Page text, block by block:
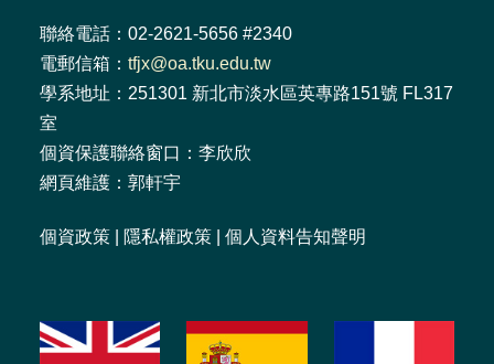
聯絡電話：02-2621-5656 #2340
電郵信箱： tfjx@oa.tku.edu.tw
學系地址：251301 新北市淡水區英專路151號 FL317
室
個資保護聯絡窗口：李欣欣
網頁維護：郭軒宇
個資政策 隱私權政策 個人資料告知聲明